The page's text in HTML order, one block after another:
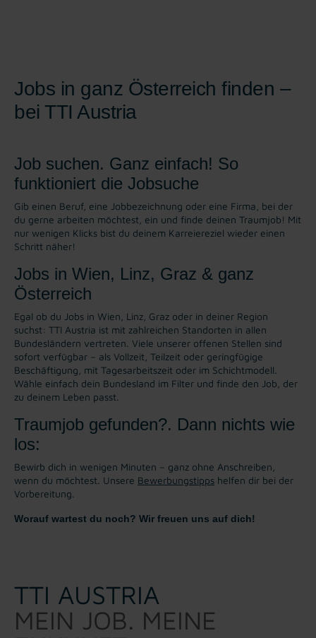
Jobs in ganz Österreich finden –
bei TTI Austria
Job suchen. Ganz einfach! So
funktioniert die Jobsuche
Gib einen Beruf, eine Jobbezeichnung oder eine Firma, bei der
du gerne arbeiten möchtest, ein und finde deinen Traumjob! Mit
nur wenigen Klicks bist du deinem Karreiereziel wieder einen
Schritt näher!
Jobs in Wien, Linz, Graz & ganz
Österreich
Egal ob du Jobs in Wien, Linz, Graz oder in deiner Region
suchst: TTI Austria ist mit zahlreichen Standorten in allen
Bundesländern vertreten. Viele unserer offenen Stellen sind
sofort verfügbar – als Vollzeit, Teilzeit oder geringfügige
Beschäftigung, mit Tagesarbeitszeit oder im Schichtmodell.
Wähle einfach dein Bundesland im Filter und finde den Job, der
zu deinem Leben passt.
Traumjob gefunden?. Dann nichts wie
los:
Bewirb dich in wenigen Minuten – ganz ohne Anschreiben,
wenn du möchtest. Unsere Bewerbungstipps helfen dir bei der
Vorbereitung.
Worauf wartest du noch? Wir freuen uns auf dich!
TTI AUSTRIA
MEIN JOB. MEINE